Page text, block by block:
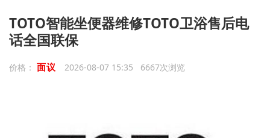
TOTO智能坐便器维修TOTO卫浴售后电
话全国联保
价格： 面议 2026-08-07 15:35 6667次浏览